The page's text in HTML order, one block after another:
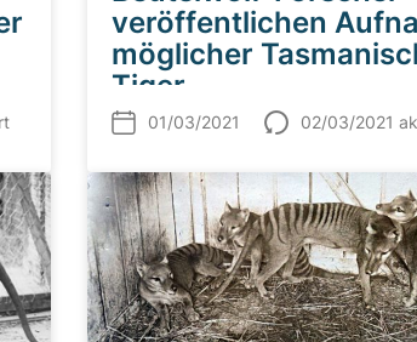
veröffentlichen
möglicher
Tiger
01/03/2021 02/03/2021